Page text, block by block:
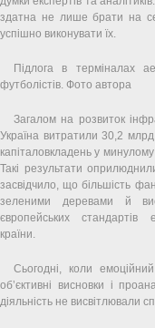
здатна не лише брати на
успішно виконувати їх.
Підлога в терміналах
футболістів. Фото автора
Загалом на розвиток
Україна витратили 30,2
капіталовкладень у
Такі результати
засвідчило, що більшість
зеленими деревами й
європейських стандартів
країни.
Сьогодні, коли
об’єктивні висновки і
діяльність не висвітлювали